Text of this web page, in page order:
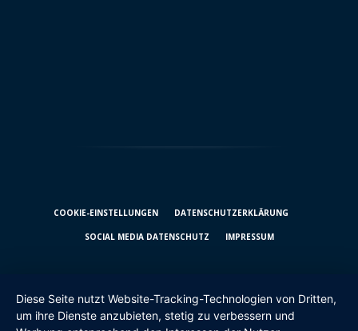
COOKIE-EINSTELLUNGEN DATENSCHUTZ­ERKLÄRUNG
SOCIAL MEDIA DATENSCHUTZ IMPRESSUM
Diese Seite nutzt Website-Tracking-Technologien von Dritten,
um ihre Dienste anzubieten, stetig zu verbessern und